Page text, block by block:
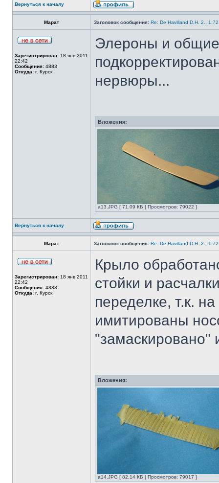
Вернуться к началу
Марат Заголовок сообщения: Re: De Havilland D.H. 2.,
Зарегистрирован: 18 янв 2011
22:42
Сообщения: 4883
Откуда: г. Курск
Элероны и
нервюры...
Вложения:
а13.JPG [ 71.09 КБ | Просмотров: 79022 ]
Вернуться к началу
Марат Заголовок сообщения: Re: De Havilland D.H. 2.,
Зарегистрирован: 18 янв 2011
22:42
Сообщения: 4883
Откуда: г. Курск
Крыло
стойки и
переделке, т.к.
имитированы
"замаскировано"
Вложения:
а14.JPG [ 82.14 КБ | Просмотров: 79017 ]